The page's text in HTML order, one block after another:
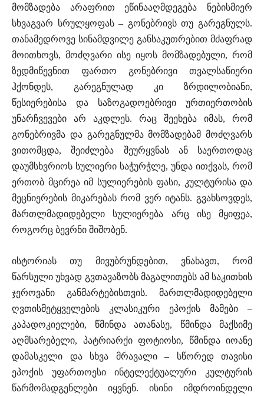
მომზადება არაფრით ეწინააღმდეგება ნებისმიერ
სხვაგვარ სრულყოფას – გონებრივს თუ გარეგნულს.
თანამედროვე სინამდვილე განსაკუთრებით მძაფრად
მოითხოვს, მოძღვარი ისე იყოს მომზადებული, რომ
ზედმიწევნით ფართო გონებრივი თვალსაწიერი
ჰქონდეს, გარეგნულად კი ზრდილობიანი,
წესიერებისა და საზოგადოებრივი ურთიერთობის
უნარჩვევები არ აკდლეს. რაც შეეხება იმას, რომ
გონებრივმა და გარეგნულმა მომზადებამ მოძღვარს
ვითომცდა, შეიძლება შეურყვნას ან საერთოდაც
დაუმსხვრიოს სულიერი საჭურჭლე, უნდა ითქვას, რომ
ერთობ მცირეა იმ სულიერების ფასი, კულტურისა და
მეცნიერების მიკარებას რომ ვერ იტანს. გვახსოვდეს,
მართლმადიდებელი სულიერება არც ისე მყიფეა,
როგორც ბევრნი შიშობენ.
ისტორიას თუ მივუბრუნდებით, ვნახავთ, რომ
წარსული უხვად გვთავაზობს მაგალითებს ამ საკითხის
ჯეროვანი განმარტებისთვის. მართლმადიდებელი
ღვთისმეტყველების კლასიკური ეპოქის მამები –
კაპადოკიელები, წმინდა ათანასე, წმინდა მაქსიმე
აღმსარებელი, პატრიარქი ფოტიოსი, წმინდა იოანე
დამასკელი და სხვა მრავალი – სწორედ თავისი
ეპოქის უფართოესი ინტელექტუალური კულტურის
წარმომადგენლები იყვნენ. ისინი იმდროინდელი